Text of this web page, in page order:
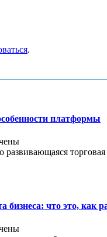
.
платформы
бизнеса: что это, как